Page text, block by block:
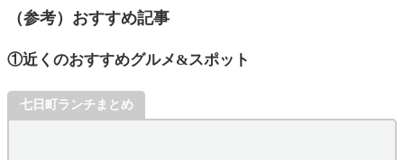
（参考）おすすめ記事
①近くのおすすめグルメ&スポット
七日町ランチまとめ